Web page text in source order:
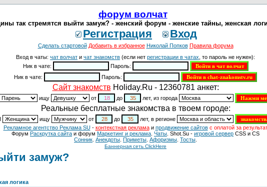
форум волчат
так стремятся выйти замуж? - женский форум - женские тайны, женская
Регистрация Вход
Сделать стартовой Добавить в избранное Николай Попков Правила форума
Вход в чаты: чат волчат и чат знакомств (если нет регистрации в чатах , то пароль не нужен):
Ник в чате:
Пароль:
Ник в чате:
Пароль:
Cайт знакомств Holiday.Ru - 12360781 анкет:
ищу от до лет, из города
Реальные бесплатные знакомства в твоем городе:
ищу от до
лет, в регионе
Рекламное агентство Реклама SU- контекстная рекламаи продвижение сайтов с оплатой за
Форум Раскрутка сайта и форум Маркетинг и реклама Чаты . Shot.Su - игровой сервер CSS и CS
Сонник Анекдоты Приметы Aфоризмы Тосты
Баннерная сеть ClickHere
замуж?
логика